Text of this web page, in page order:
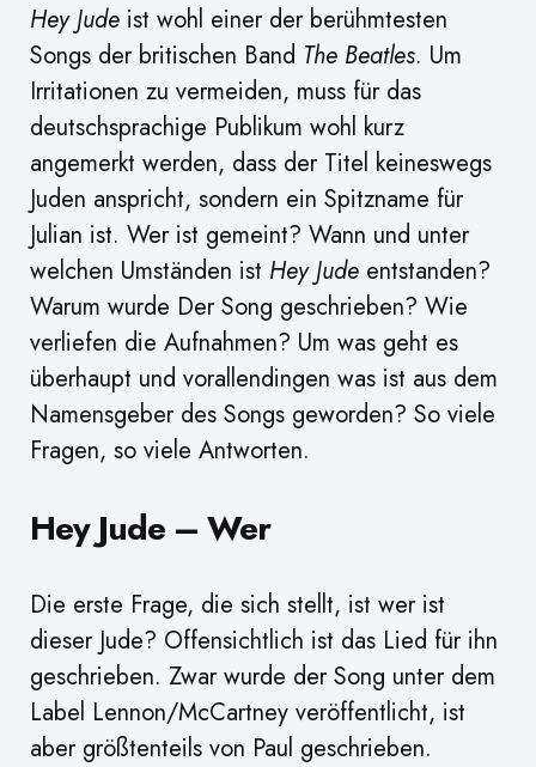
Hey Jude ist wohl einer der berühmtesten
Songs der britischen Band The Beatles. Um
Irritationen zu vermeiden, muss für das
deutschsprachige Publikum wohl kurz
angemerkt werden, dass der Titel keineswegs
Juden anspricht, sondern ein Spitzname für
Julian ist. Wer ist gemeint? Wann und unter
welchen Umständen ist Hey Jude entstanden?
Warum wurde Der Song geschrieben? Wie
verliefen die Aufnahmen? Um was geht es
überhaupt und vorallendingen was ist aus dem
Namensgeber des Songs geworden? So viele
Fragen, so viele Antworten.
Hey Jude – Wer
Die erste Frage, die sich stellt, ist wer ist
dieser Jude? Offensichtlich ist das Lied für ihn
geschrieben. Zwar wurde der Song unter dem
Label Lennon/McCartney veröffentlicht, ist
aber größtenteils von Paul geschrieben.